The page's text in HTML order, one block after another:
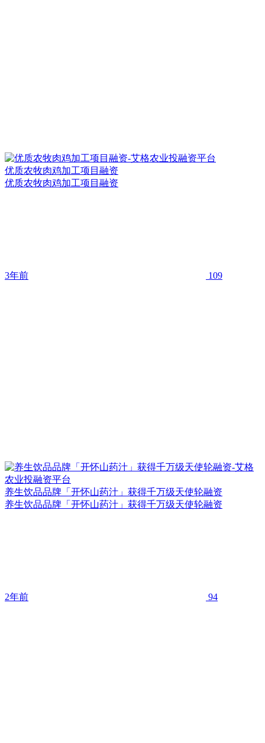
优质农牧肉鸡加工项目融资
优质农牧肉鸡加工项目融资
3年前 109
养生饮品品牌「开怀山药汁」获得千万级天使轮融资
养生饮品品牌「开怀山药汁」获得千万级天使轮融资
2年前 94